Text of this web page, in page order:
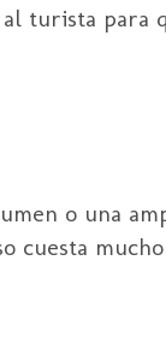
turista para
o una